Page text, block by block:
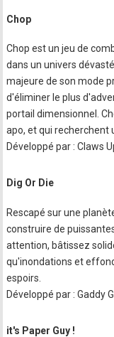
Chop
Chop est un jeu de
dans un univers
majeure de son mode
d'éliminer le plus
portail dimensionnel.
apo, et qui recherchent
Développé par : Claws
Dig Or Die
Rescapé sur une
construire de
attention, bâtissez
qu'inondations et
espoirs.
Développé par : Gaddy
it's Paper Guy !